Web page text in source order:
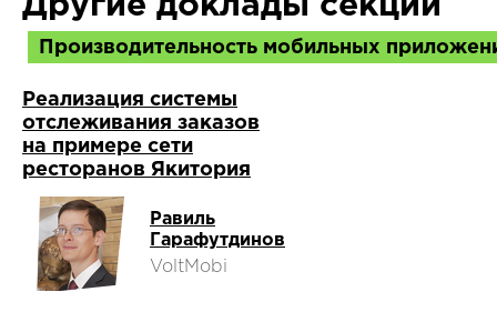
Другие доклады секции
Производительность мобильных
Реализация системы
отслеживания заказов
на примере сети
ресторанов Якитория
Равиль
Гарафутдинов
VoltMobi